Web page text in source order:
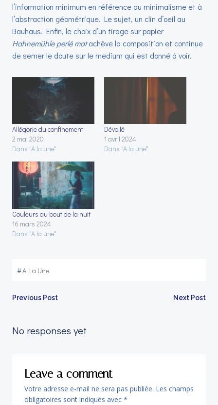
l’information minimum en référence au minimalisme et à
l’abstraction géométrique. Le sujet, un clin d’oeil au
Bauhaus. Enfin, le choix d’un tirage sur papier
Hahnemühle perlé matachève la composition et continue
de semer le doute sur le medium qui est donné à voir.
Allégorie du confinement
2 mai 2020
Dans "A la une"
Dévoilé
1 avril 2024
Dans "A la une"
Couleurs au bout de la nuit
16 mars 2024
Dans "A la une"
#A La Une
Article
Navigation
Previous Post Next Post
No responses yet
Leave a comment
Votre adresse e-mail ne sera pas publiée. Les champs
obligatoires sont indiqués avec *